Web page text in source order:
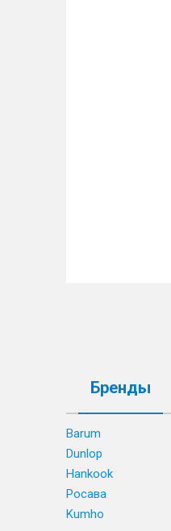
Бренды
Barum
Dunlop
Hankook
Росава
Kumho